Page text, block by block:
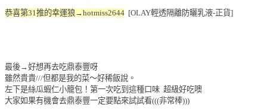
恭喜第31推的幸運狼→hotmiss2644 [OLAY輕透隔離防曬乳液-正貨]
最後→好想再去吃鼎泰豐呀
雖然貴貴///但都是我的菜～好稀飯說。
左下是絲瓜蝦仁小籠包！第一次吃到這種口味 超級好吃噢
大家如果有機會去鼎泰豐一定要點來試試看(((非常棒)))